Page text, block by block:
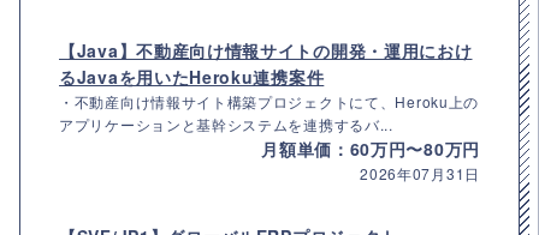
【Java】不動産向け情報サイトの開発・運用におけ
るJavaを用いたHeroku連携案件
・不動産向け情報サイト構築プロジェクトにて、Heroku上の
アプリケーションと基幹システムを連携するバ...
月額単価：60万円〜80万円
2026年07月31日